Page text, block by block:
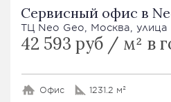
Сервисный офис в
ТЦ Neo Geo, Москва, улица
42 593 руб / м² в
Офис 1231.2 м²